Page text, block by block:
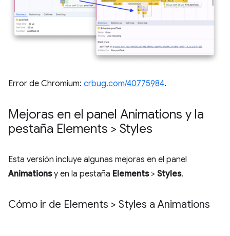
Error de Chromium: crbug.com/40775984.
Mejoras en el panel Animations y la
pestaña Elements > Styles
Esta versión incluye algunas mejoras en el panel
Animationsy en la pestaña Elements> Styles.
Cómo ir de Elements > Styles a Animations